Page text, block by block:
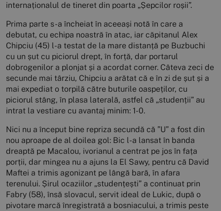
internaționalul de tineret din poarta „Șepcilor roșii”.
Prima parte s-a încheiat în aceeași notă în care a
debutat, cu echipa noastră în atac, iar căpitanul Alex
Chipciu (45) l-a testat de la mare distanță pe Buzbuchi
cu un șut cu piciorul drept, în forță, dar portarul
dobrogenilor a plonjat și a acordat corner. Câteva zeci de
secunde mai târziu, Chipciu a arătat că e în zi de șut și a
mai expediat o torpilă către buturile oaspeților, cu
piciorul stâng, în plasa laterală, astfel că „studenții” au
intrat la vestiare cu avantaj minim: 1-0.
Nici nu a început bine repriza secundă că ”U” a fost din
nou aproape de al doilea gol: Bic l-a lansat în banda
dreaptă pe Macalou, ivorianul a centrat pe jos în fața
porții, dar mingea nu a ajuns la El Sawy, pentru că David
Maftei a trimis agonizant pe lângă bară, în afara
terenului. Șirul ocaziilor „studențești” a continuat prin
Fabry (58), însă slovacul, servit ideal de Lukic, după o
pivotare marcă înregistrată a bosniacului, a trimis peste